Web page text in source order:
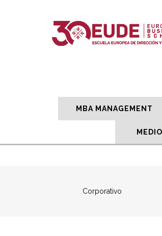
MBA MANAGEMENT
Corporativo